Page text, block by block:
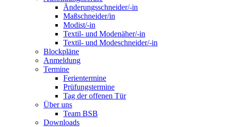
Änderungsschneider/-in
Maßschneider/in
Modist/-in
Textil- und Modenäher/-in
Textil- und Modeschneider/-in
Blockpläne
Anmeldung
Termine
Ferientermine
Prüfungstermine
Tag der offenen Tür
Über uns
Team BSB
Downloads